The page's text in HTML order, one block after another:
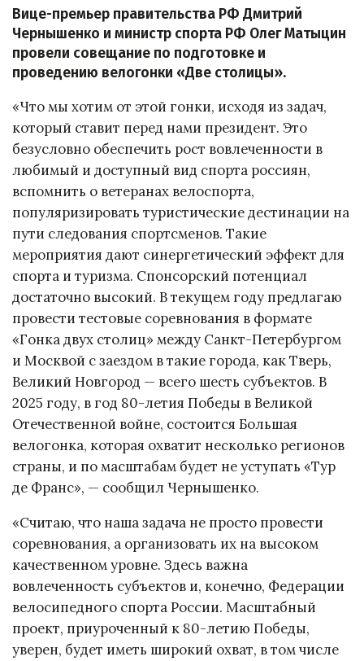
Вице-премьер правительства РФ Дмитрий
Чернышенко и министр спорта РФ Олег Матыцин
провели совещание по подготовке и
проведению велогонки «Две столицы».
«Что мы хотим от этой гонки, исходя из задач,
который ставит перед нами президент. Это
безусловно обеспечить рост вовлеченности в
любимый и доступный вид спорта россиян,
вспомнить о ветеранах велоспорта,
популяризировать туристические дестинации на
пути следования спортсменов. Такие
мероприятия дают синергетический эффект для
спорта и туризма. Спонсорский потенциал
достаточно высокий. В текущем году предлагаю
провести тестовые соревнования в формате
«Гонка двух столиц» между Санкт-Петербургом
и Москвой с заездом в такие города, как Тверь,
Великий Новгород — всего шесть субъектов. В
2025 году, в год 80-летия Победы в Великой
Отечественной войне, состоится Большая
велогонка, которая охватит несколько регионов
страны, и по масштабам будет не уступать «Тур
де Франс», — сообщил Чернышенко.
«Считаю, что наша задача не просто провести
соревнования, а организовать их на высоком
качественном уровне. Здесь важна
вовлеченность субъектов и, конечно, Федерации
велосипедного спорта России. Масштабный
проект, приуроченный к 80-летию Победы,
уверен, будет иметь широкий охват, в том числе